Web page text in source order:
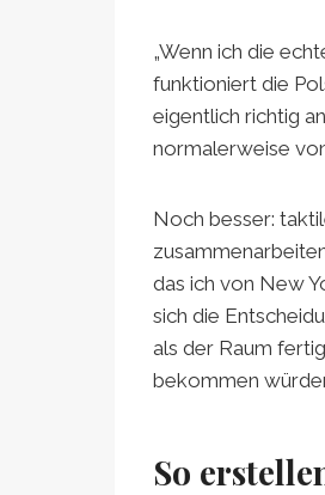
„Wenn ich die
funktioniert die
eigentlich richtig
normalerweise
Noch besser:
das ich von New
sich die
als der Raum
bekommen
So